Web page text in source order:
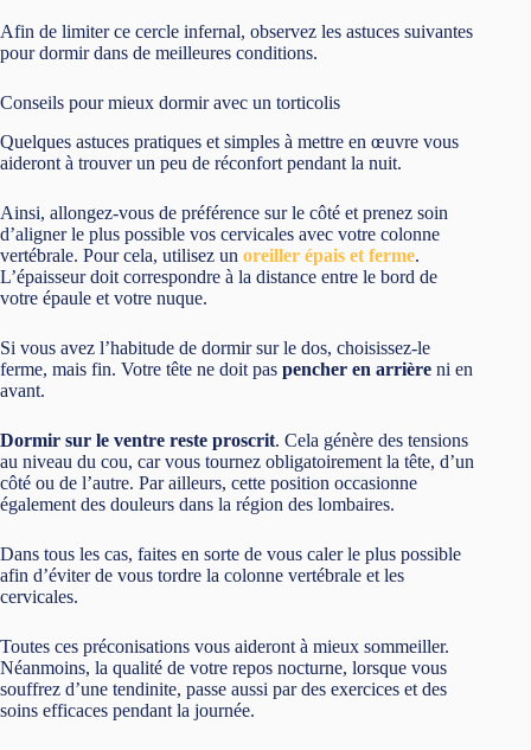
Afin de limiter ce cercle infernal, observez les astuces suivantes
pour dormir dans de meilleures conditions.
Conseils pour mieux dormir avec un torticolis
Quelques astuces pratiques et simples à mettre en œuvre vous
aideront à trouver un peu de réconfort pendant la nuit.
Ainsi, allongez-vous de préférence sur le côté et prenez soin
d’aligner le plus possible vos cervicales avec votre colonne
vertébrale. Pour cela, utilisez un oreiller épais et ferme.
L’épaisseur doit correspondre à la distance entre le bord de
votre épaule et votre nuque.
Si vous avez l’habitude de dormir sur le dos, choisissez-le
ferme, mais fin. Votre tête ne doit pas pencher en arrière ni en
avant.
Dormir sur le ventre reste proscrit. Cela génère des tensions
au niveau du cou, car vous tournez obligatoirement la tête, d’un
côté ou de l’autre. Par ailleurs, cette position occasionne
également des douleurs dans la région des lombaires.
Dans tous les cas, faites en sorte de vous caler le plus possible
afin d’éviter de vous tordre la colonne vertébrale et les
cervicales.
Toutes ces préconisations vous aideront à mieux sommeiller.
Néanmoins, la qualité de votre repos nocturne, lorsque vous
souffrez d’une tendinite, passe aussi par des exercices et des
soins efficaces pendant la journée.